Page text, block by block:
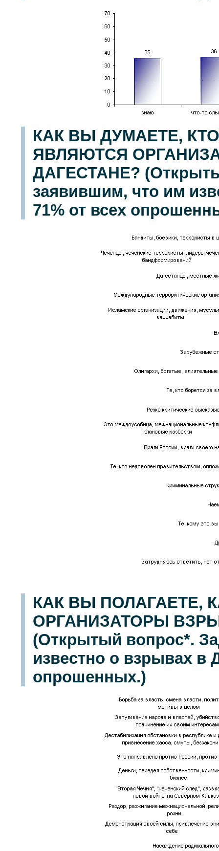
КАК ВЫ ДУМАЕТЕ,
ЯВЛЯЮТСЯ
ДАГЕСТАНЕ?
заявившим, что им
71% от всех
КАК ВЫ ПОЛАГАЕТЕ,
ОРГАНИЗАТОРЫ
(Открытый вопрос*.
известно о взрывах в
опрошенных.)